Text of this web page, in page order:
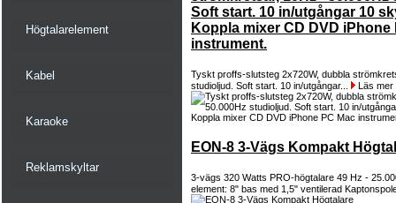
Högtalarelement
Kabel
Karaoke
Reklamskyltar
Soft start. 10 in/utgångar 10
Koppla mixer CD DVD iPhone
instrument.
Tyskt proffs-slutsteg 2x720W, dubbla
studioljud. Soft start. 10 in/utgångar...
Läs mer
EON-8 3-Vägs Kompakt
3-vägs 320 Watts PRO-högtalare 49 Hz -
element: 8" bas med 1,5" ventilerad